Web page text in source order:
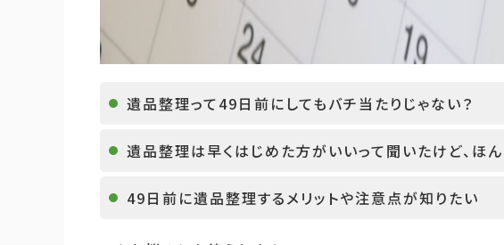
遺品整理って49日前にしてもバチ当たりじゃない？
遺品整理は早くはじめた方がいいって聞いたけど、ほん
49日前に遺品整理するメリットや注意点が知りたい